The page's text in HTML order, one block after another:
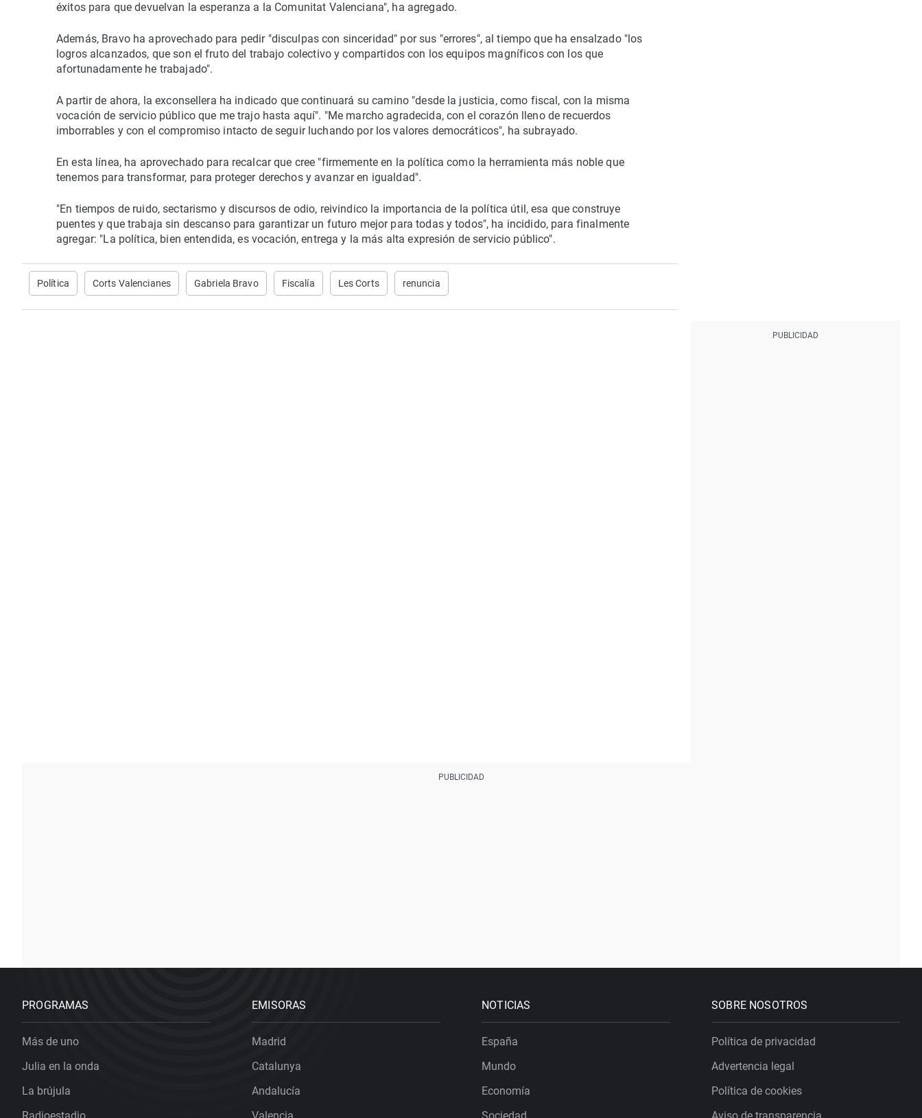
éxitos para que devuelvan la esperanza a la Comunitat Valenciana", ha agregado.
Además, Bravo ha aprovechado para pedir "disculpas con sinceridad" por sus "errores", al tiempo que ha ensalzado "los
logros alcanzados, que son el fruto del trabajo colectivo y compartidos con los equipos magníficos con los que
afortunadamente he trabajado".
A partir de ahora, la exconsellera ha indicado que continuará su camino "desde la justicia, como fiscal, con la misma
vocación de servicio público que me trajo hasta aquí". "Me marcho agradecida, con el corazón lleno de recuerdos
imborrables y con el compromiso intacto de seguir luchando por los valores democráticos", ha subrayado.
En esta línea, ha aprovechado para recalcar que cree "firmemente en la política como la herramienta más noble que
tenemos para transformar, para proteger derechos y avanzar en igualdad".
"En tiempos de ruido, sectarismo y discursos de odio, reivindico la importancia de la política útil, esa que construye
puentes y que trabaja sin descanso para garantizar un futuro mejor para todas y todos", ha incidido, para finalmente
agregar: "La política, bien entendida, es vocación, entrega y la más alta expresión de servicio público".
Política Corts Valencianes Gabriela Bravo Fiscalía Les Corts renuncia
PROGRAMAS
Más de uno
Julia en la onda
La brújula
EMISORAS
Madrid
Catalunya
Andalucía
NOTICIAS
España
Mundo
Economía
SOBRE NOSOTROS
Política de privacidad
Advertencia legal
Política de cookies